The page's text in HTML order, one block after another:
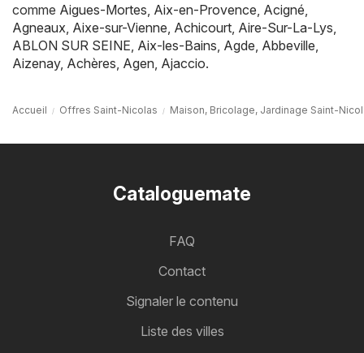
comme Aigues-Mortes, Aix-en-Provence, Acigné,
Agneaux, Aixe-sur-Vienne, Achicourt, Aire-Sur-La-Lys,
ABLON SUR SEINE, Aix-les-Bains, Agde, Abbeville,
Aizenay, Achères, Agen, Ajaccio.
Accueil Offres Saint-Nicolas Maison, Bricolage, Jardinage Saint-
Cataloguemate
FAQ
Contact
Signaler le contenu
Liste des villes